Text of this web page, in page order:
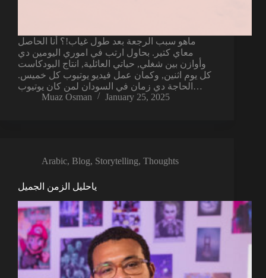
ماهو سبب الرجعة بعد طول غياب!؟ أنا الحاصل
معاي كتير. بحاول ارتب في اموري اليومين دي
وأوازن بين شغلي, حياتي العائلية, انتاج البودكاست
كل يوم اثنين, وكمان عمل فيديو يوتيوب كل خميس.
الحاجة دي زمان في السودان لمن كان يوتيوب…
Muaz Osman
January 25, 2025
Arabic, Blog, Storytelling, Thoughts
ياحليل الزمن الجميل